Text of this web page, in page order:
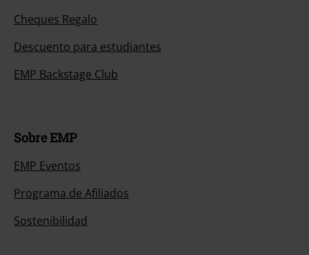
Cheques Regalo
Descuento para estudiantes
EMP Backstage Club
Sobre EMP
EMP Eventos
Programa de Afiliados
Sostenibilidad